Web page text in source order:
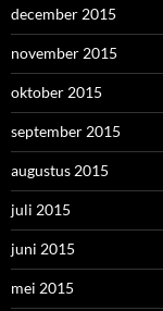
december 2015
november 2015
oktober 2015
september 2015
augustus 2015
juli 2015
juni 2015
mei 2015